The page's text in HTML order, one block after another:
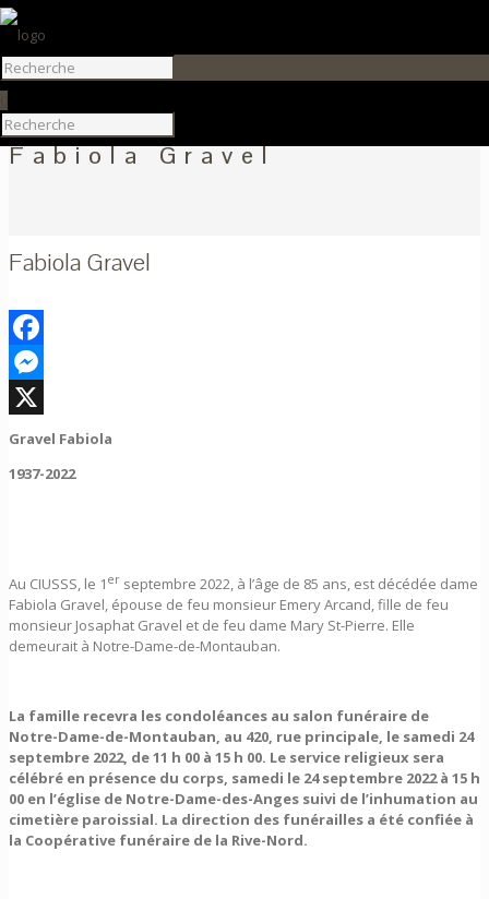
Fabiola Gravel
Fabiola Gravel
Facebook
Messenger
X
Gravel Fabiola
1937-2022
Au CIUSSS, le 1 er septembre 2022, à l’âge de 85 ans, est décédée dame
Fabiola Gravel, épouse de feu monsieur Emery Arcand, fille de feu
monsieur Josaphat Gravel et de feu dame Mary St-Pierre. Elle
demeurait à Notre-Dame-de-Montauban.
La famille recevra les condoléances au salon funéraire de
Notre-Dame-de-Montauban, au 420, rue principale, le samedi 24
septembre 2022, de 11 h 00 à 15 h 00. Le service religieux sera
célébré en présence du corps, samedi le 24 septembre 2022 à 15 h
00 en l’église de Notre-Dame-des-Anges suivi de l’inhumation au
cimetière paroissial. La direction des funérailles a été confiée à
la Coopérative funéraire de la Rive-Nord.